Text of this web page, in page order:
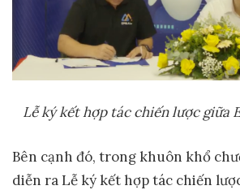
Lễ ký kết hợp tác chiến lược giữa
Bên cạnh đó, trong khuôn khổ
diễn ra Lễ ký kết hợp tác chiến